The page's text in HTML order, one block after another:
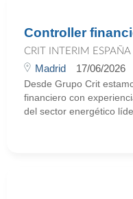
Controller
CRIT INTERIM ESPAÑA
Madrid 17/06/2026
Desde Grupo Crit
financiero con
del sector energético